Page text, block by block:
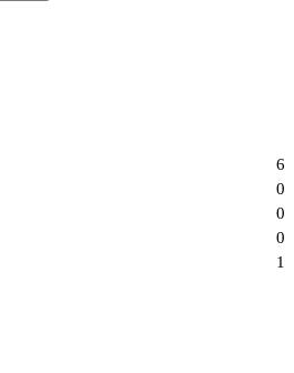
1
0
0
0
6